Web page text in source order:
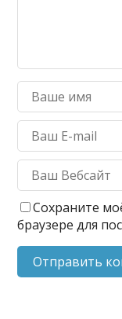
Сохраните
браузере для